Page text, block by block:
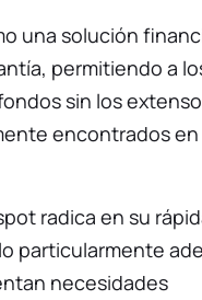
una solución
permitiendo a
sin los
encontrados en
radica en su
particularmente
necesidades